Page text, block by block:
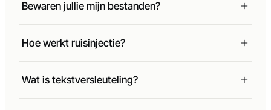
Bewaren jullie mijn bestanden?
Hoe werkt ruisinjectie?
Wat is tekstversleuteling?